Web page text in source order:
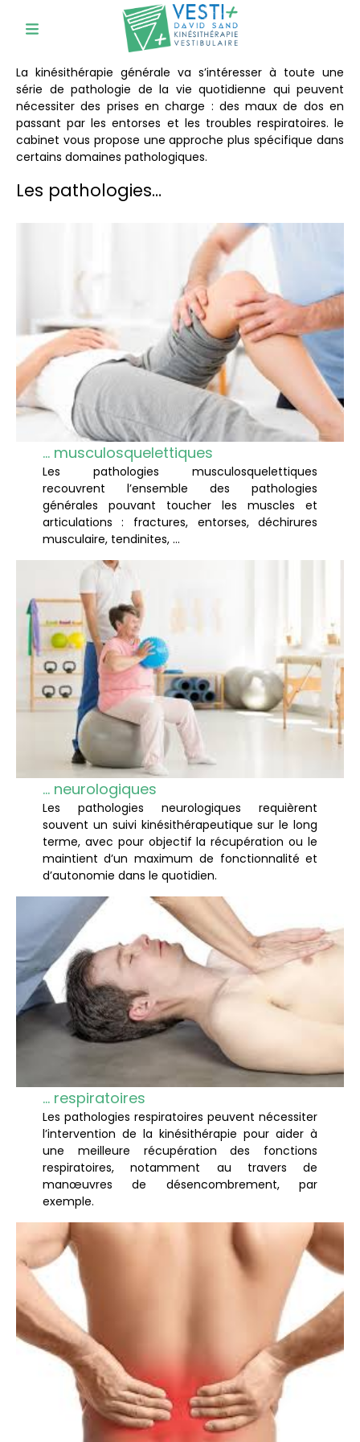
Kinésithérapie générale
La kinésithérapie générale va s’intéresser à toute une
série de pathologie de la vie quotidienne qui peuvent
nécessiter des prises en charge : des maux de dos en
passant par les entorses et les troubles respiratoires. le
cabinet vous propose une approche plus spécifique dans
certains domaines pathologiques.
Les pathologies…
… musculosquelettiques
Les pathologies musculosquelettiques
recouvrent l’ensemble des pathologies
générales pouvant toucher les muscles et
articulations : fractures, entorses, déchirures
musculaire, tendinites, …
… neurologiques
Les pathologies neurologiques requièrent
souvent un suivi kinésithérapeutique sur le long
terme, avec pour objectif la récupération ou le
maintient d’un maximum de fonctionnalité et
d’autonomie dans le quotidien.
… respiratoires
Les pathologies respiratoires peuvent nécessiter
l’intervention de la kinésithérapie pour aider à
une meilleure récupération des fonctions
respiratoires, notamment au travers de
manœuvres de désencombrement, par
exemple.